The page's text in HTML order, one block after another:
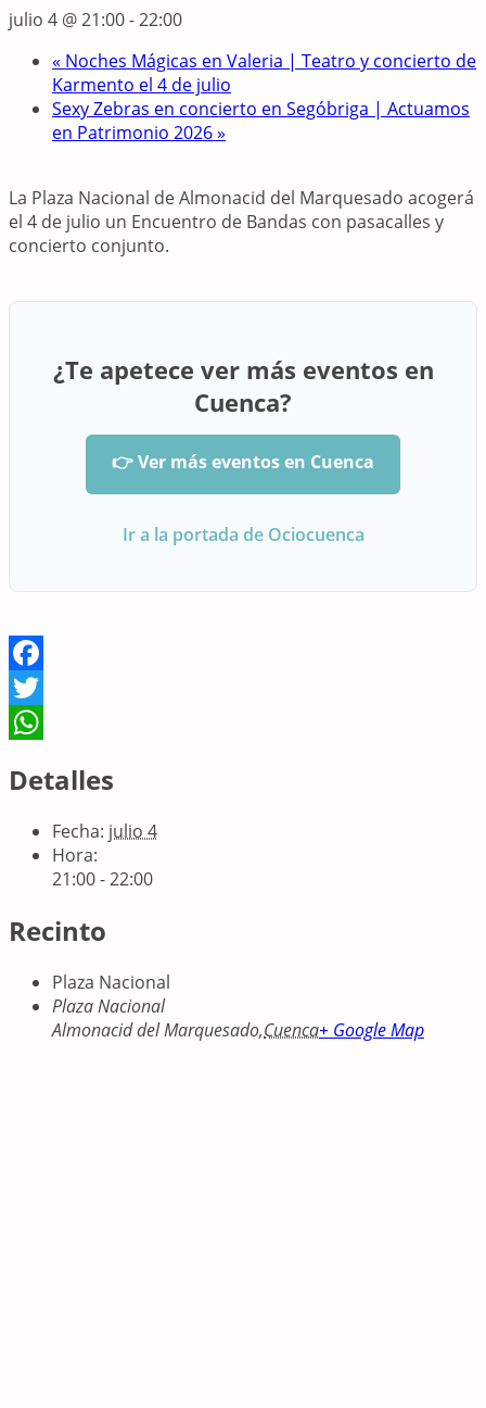
julio 4 @ 21:00-22:00
« Noches Mágicas en Valeria | Teatro y concierto de
Karmento el 4 de julio
Sexy Zebras en concierto en Segóbriga | Actuamos
en Patrimonio 2026»
La Plaza Nacional de Almonacid del Marquesado acogerá
el 4 de julio un Encuentro de Bandas con pasacalles y
concierto conjunto.
¿Te apetece ver más eventos en
Cuenca?
👉 Ver más eventos en Cuenca
Ir a la portada de Ociocuenca
Facebook
Twitter
Detalles
Fecha: julio 4
Hora:
21:00 - 22:00
Recinto
Plaza Nacional
Plaza Nacional
Almonacid del Marquesado,Cuenca+ Google Map